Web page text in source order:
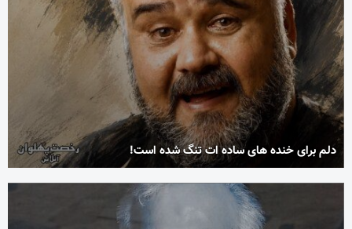
دلم برای خنده های ساده ات تنگ شده است!